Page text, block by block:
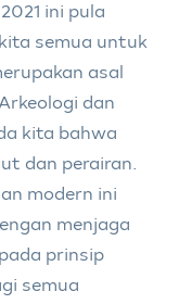
ini pula
semua untuk
asal
dan
kita bahwa
dan perairan.
modern ini
menjaga
prinsip
semua